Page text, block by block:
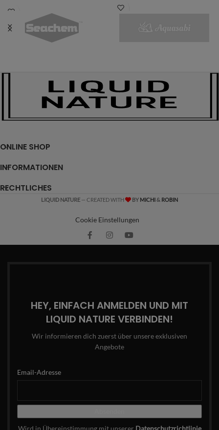
ONLINE SHOP
INFORMATIONEN
RECHTLICHES
LIQUID NATURE — CREATED WITH BY MICHI& ROBIN
Cookie Einstellungen
HEY, EINFACH ANMELDEN UND MIT
LIQUID NATURE VERBINDEN!
Wir informieren dich zuerst über unsere exklusiven
Angebote
Email-Adresse